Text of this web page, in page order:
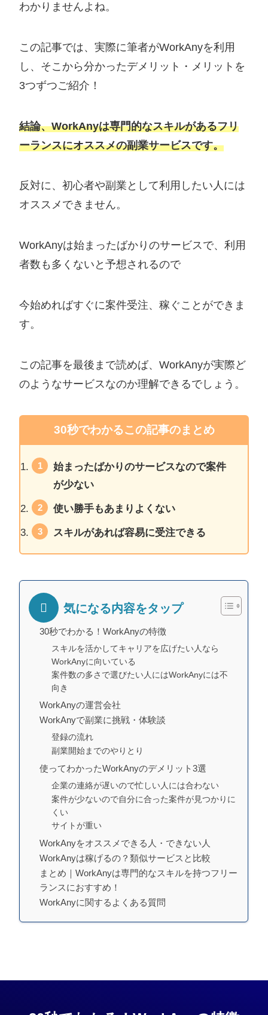
わかりませんよね。
この記事では、実際に筆者がWorkAnyを利用
し、そこから分かったデメリット・メリットを
3つずつご紹介！
結論、WorkAnyは専門的なスキルがあるフリ
ーランスにオススメの副業サービスです。
反対に、初心者や副業として利用したい人には
オススメできません。
WorkAnyは始まったばかりのサービスで、利用
者数も多くないと予想されるので
今始めればすぐに案件受注、稼ぐことができま
す。
この記事を最後まで読めば、WorkAnyが実際ど
のようなサービスなのか理解できるでしょう。
30秒でわかるこの記事のまとめ
始まったばかりのサービスなので案件
が少ない
使い勝手もあまりよくない
スキルがあれば容易に受注できる
気になる内容をタップ
30秒でわかる！WorkAnyの特徴
スキルを活かしてキャリアを広げたい人なら
WorkAnyに向いている
案件数の多さで選びたい人にはWorkAnyには不
向き
WorkAnyの運営会社
WorkAnyで副業に挑戦・体験談
登録の流れ
副業開始までのやりとり
使ってわかったWorkAnyのデメリット3選
企業の連絡が遅いので忙しい人には合わない
案件が少ないので自分に合った案件が見つかりに
くい
サイトが重い
WorkAnyをオススメできる人・できない人
WorkAnyは稼げるの？類似サービスと比較
まとめ｜WorkAnyは専門的なスキルを持つフリー
ランスにおすすめ！
WorkAnyに関するよくある質問